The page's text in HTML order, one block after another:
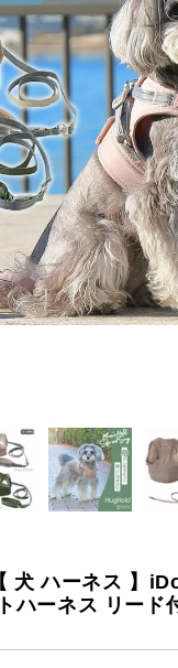
犬 ハーネス 】
ハーネス リード